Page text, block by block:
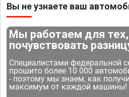
Вы не узнаете ваш
Мы работаем для
почувствовать
Специалистами федеральной
прошито более 10 000
- поэтому мы знаем, как
максимум от каждой машины!